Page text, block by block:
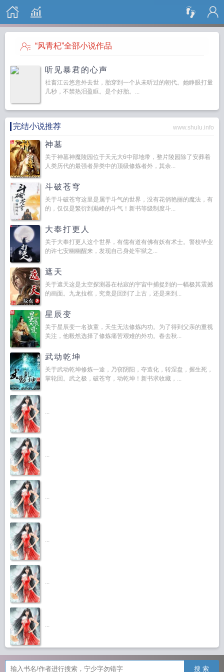
搜 索
“风青杞”全部小说作品
听见暴君的心声
社畜江云悠意外去世，胎穿到一个从未听过的朝代。她睁眼打量
几秒，不禁热泪盈眶。是个好胎。...
完结小说推荐 www.shulu.info
神墓
关于神墓神魔陵园位于天元大6中部地带，整片陵园除了安葬着
人类历代的最强者异类中的顶级修炼者外，其余...
斗破苍穹
关于斗破苍穹这里是属于斗气的世界，没有花俏艳丽的魔法，有
的，仅仅是繁衍到巅峰的斗气！新书等级制度斗...
大奉打更人
关于大奉打更人这个世界，有儒有道有佛有妖有术士。警校毕业
的许七安幽幽醒来，发现自己身处牢狱之...
遮天
关于遮天这是太空探测器在枯寂的宇宙中捕捉到的一幅极其震撼
的画面。九龙拉棺，究竟是回到了上古，还是来到...
星辰变
关于星辰变一名孩童，天生无法修炼内功。为了得到父亲的重视
关注，他毅然选择了修炼痛苦艰难的外功。春去秋...
武动乾坤
关于武动乾坤修炼一途，乃窃阴阳，夺造化，转涅盘，握生死，
掌轮回。武之极，破苍穹，动乾坤！新书求收藏，...
...
...
...
...
...
...
搜 索